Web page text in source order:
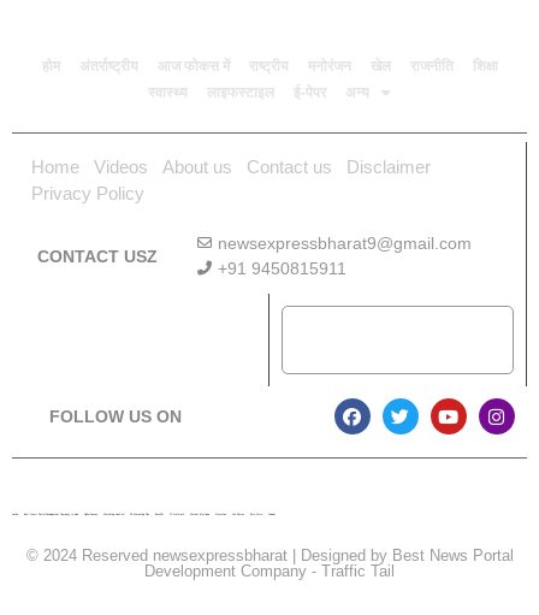
होम अंतर्राष्ट्रीय आज फोकस में राष्ट्रीय मनोरंजन खेल राजनीति
शिक्षा
स्वास्थ्य
लाइफस्टाइल ई-पेपर अन्य
Home Videos About us Contact us
Disclaimer
Privacy Policy
CONTACT USZ
newsexpressbharat9@gmail.com
+91 9450815911
FOLLOW US ON
© 2024 Reserved newsexpressbharat | Designed by Best News Portal
Development Company - Traffic Tail